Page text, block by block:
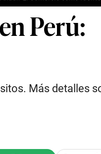
Perú:
Más detalles